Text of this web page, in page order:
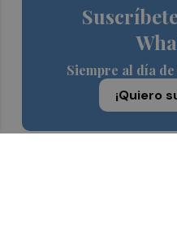
Siempre al día
¡Quiero